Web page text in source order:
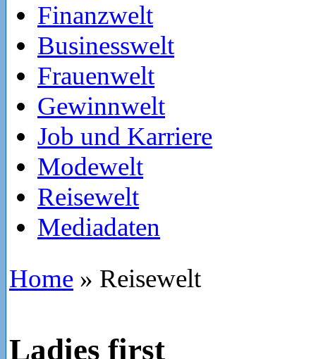
Finanzwelt
Businesswelt
Frauenwelt
Gewinnwelt
Job und Karriere
Modewelt
Reisewelt
Mediadaten
Home » Reisewelt
Ladies first